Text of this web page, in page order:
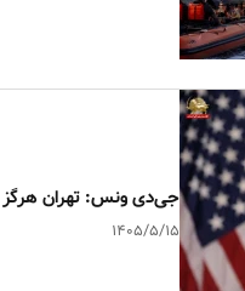
جی‌دی ونس: تهران
۱۴۰۵/۵/۱۵